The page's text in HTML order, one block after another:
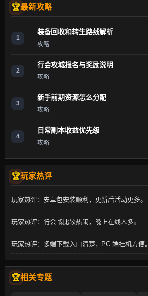
最新攻略
1
装备回收和转生路线解析
攻略
2
行会攻城报名与奖励说明
攻略
3
新手前期资源怎么分配
攻略
4
日常副本收益优先级
攻略
玩家热评
玩家热评：安卓包安装顺利，更新后活动更多。
玩家热评：行会战比较热闹，晚上在线人多。
玩家热评：多端下载入口清楚，PC 端挂机方便。
相关专题